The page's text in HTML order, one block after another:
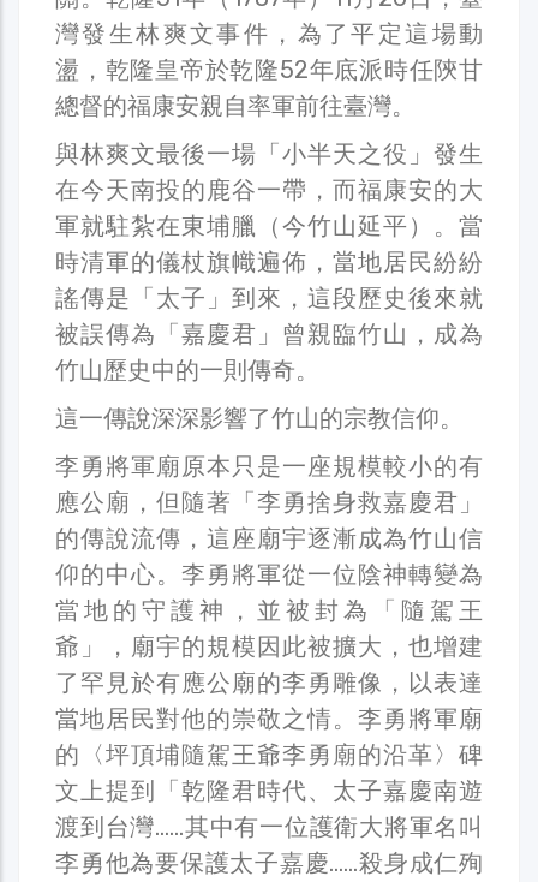
灣發生林爽文事件，為了平定這場動
盪，乾隆皇帝於乾隆52年底派時任陝甘
總督的福康安親自率軍前往臺灣。
與林爽文最後一場「小半天之役」發生
在今天南投的鹿谷一帶，而福康安的大
軍就駐紮在東埔臘（今竹山延平）。當
時清軍的儀杖旗幟遍佈，當地居民紛紛
謠傳是「太子」到來，這段歷史後來就
被誤傳為「嘉慶君」曾親臨竹山，成為
竹山歷史中的一則傳奇。
這一傳說深深影響了竹山的宗教信仰。
李勇將軍廟原本只是一座規模較小的有
應公廟，但隨著「李勇捨身救嘉慶君」
的傳說流傳，這座廟宇逐漸成為竹山信
仰的中心。李勇將軍從一位陰神轉變為
當地的守護神，並被封為「隨駕王
爺」，廟宇的規模因此被擴大，也增建
了罕見於有應公廟的李勇雕像，以表達
當地居民對他的崇敬之情。李勇將軍廟
的〈坪頂埔隨駕王爺李勇廟的沿革〉碑
文上提到「乾隆君時代、太子嘉慶南遊
渡到台灣……其中有一位護衛大將軍名叫
李勇他為要保護太子嘉慶……殺身成仁殉